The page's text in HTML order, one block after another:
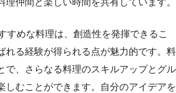
理仲間と楽しい時間を共有しています。
すめな料理は、創造性を発揮できるこ
れる経験が得られる点が魅力的です。料
で、さらなる料理のスキルアップとグル
しむことができます。自分のアイデアを